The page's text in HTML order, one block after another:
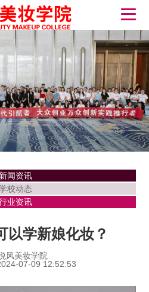
新闻资讯
校动态
业资讯
以学新娘化妆？
风美妆学院
07-09 12:52:53